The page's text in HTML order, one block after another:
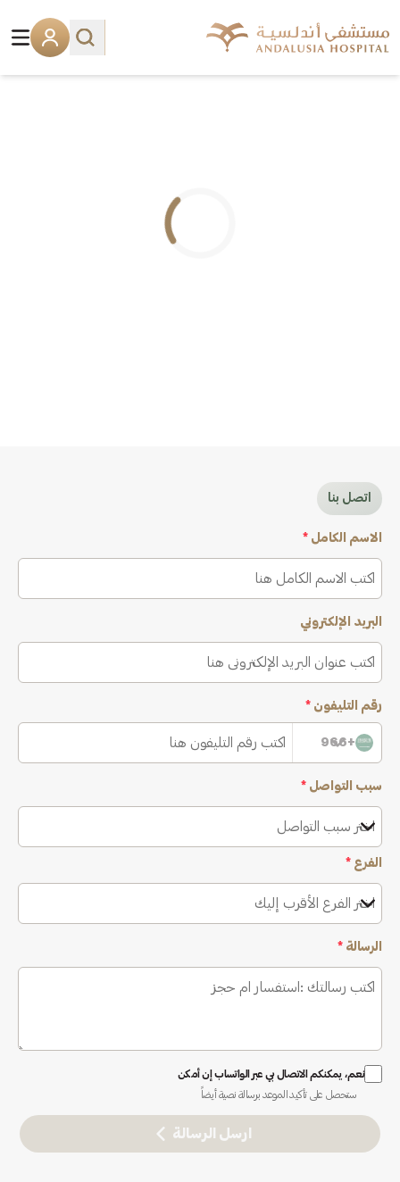
اتصل بنا
الاسم الكامل *
البريد الإلكتروني
رقم التليفون *
+966
سبب التواصل *
اختر سبب التواصل
الفرع *
اختر الفرع الأقرب إليك
الرسالة *
نعم، يمكنكم الاتصال بي عبر الواتساب إن أمكن
ستحصل على تأكيد الموعد برسالة نصية أيضاً
ارسل الرسالة